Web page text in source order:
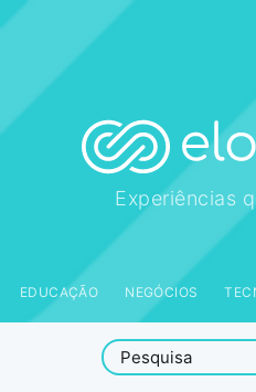
Experiências
EDUCAÇÃO NEGÓCIOS